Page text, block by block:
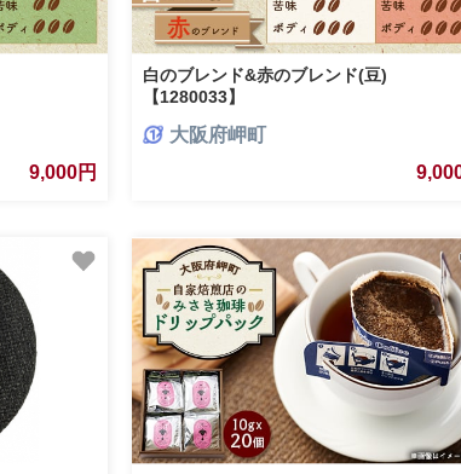
9,000円
白のブレンド&赤のブレンド(豆)
【1280033】
大阪府岬町